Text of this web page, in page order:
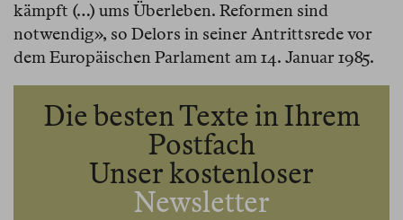
kämpft (…) ums Überleben. Reformen sind
notwendig», so Delors in seiner Antrittsrede vor
dem Europäischen Parlament am 14. Januar 1985.
Die besten Texte in Ihrem
Postfach
Unser kostenloser
Newsletter